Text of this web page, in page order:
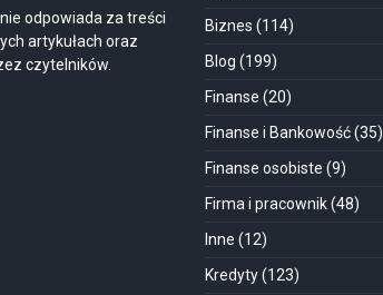
odpowiada za treści
artykułach oraz
czytelników.
Biznes (114)
Blog (199)
Finanse (20)
Finanse i Bankowość(35)
Finanse osobiste (9)
Firma i pracownik(48)
Inne (12)
Kredyty(123)